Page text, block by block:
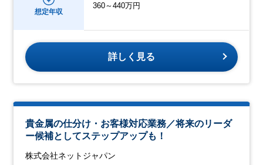
想定年収
360～440万円
詳しく見る
貴金属の仕分け・お客様対応業務／将来のリーダ
ー候補としてステップアップも！
株式会社ネットジャパン